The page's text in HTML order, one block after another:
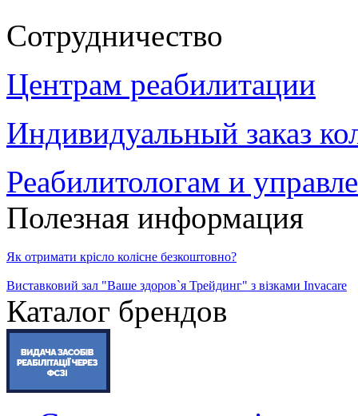
Сотрудничество
Центрам реабилитации
Индивидуальный заказ
Реабилитологам и
Полезная информация
Як отримати крісло колісне безкоштовно?
Виставковий зал "Ваше здоров`я Трейдинг" з візками Invacare
Каталог брендов